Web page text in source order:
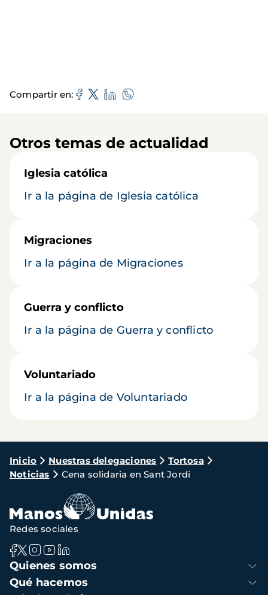
Compartir en
Otros temas de actualidad
Iglesia católica
Ir a la página de Iglesia católica
Migraciones
Ir a la página de Migraciones
Guerra y conflicto
Ir a la página de Guerra y conflicto
Voluntariado
Ir a la página de Voluntariado
Ruta
de
navegación
Inicio Nuestras delegaciones
Tortosa
Noticias
Cena solidaria en Sant Jordi
Navegación
principal
Quienes somos
Qué hacemos
Redes sociales